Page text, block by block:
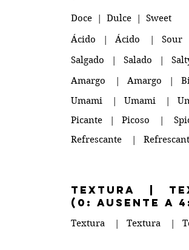
Doce | Dulce | Sweet
Ácido | Ácido | Sour
Salgado | Salado |
Amargo | Amargo |
Umami | Umami |
Picante | Picoso |
Refrescante |
TEXTURA |
(0: ausente a
Textura | Textura |